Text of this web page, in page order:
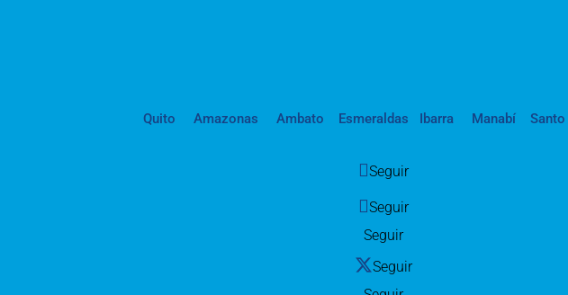
Quito Amazonas Ambato Esmeraldas Ibarra Manabí
Seguir
Seguir
Seguir
Seguir